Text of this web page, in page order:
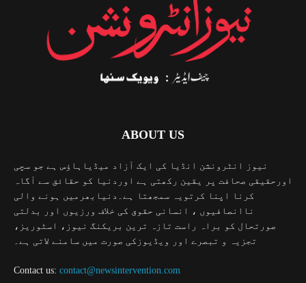
ABOUT US
نیوز انٹرونشن انڈیا کی ایک آزاد میڈیاہاؤس ہے جو سچی
اورحقیقی صحافت پر یقین رکھتی ہے اوردنیا کو حقائق سے آگاہ
کرنا اپنا کرتویہ سمجھتا ہے۔دنیابھرمیں ہونے والی
ناانصافیوں ، انسانی حقوق کی خلاف ورزیوں اور بدلتی
صورتحال کو براہ راست تازہ ترین بریکنگ نیوز، اسٹوریز،
تجزیہ و تبصرے اور ویڈیوزکی صورت میں سامنے لاتی ہے۔
Contact us: contact@newsintervention.com